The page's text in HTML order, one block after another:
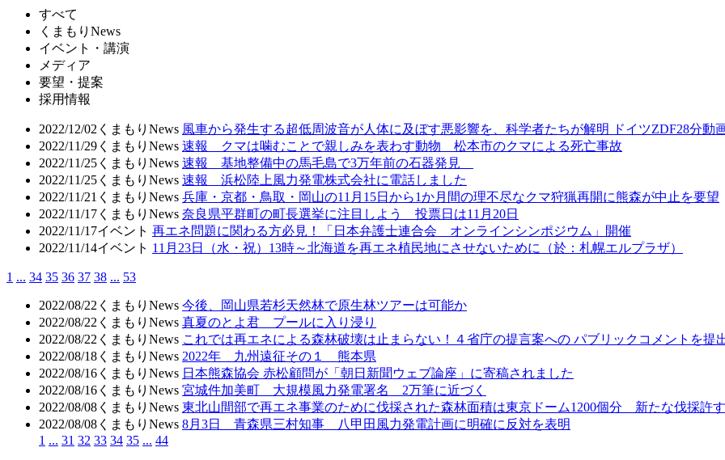
すべて
くまもりNews
イベント・講演
メディア
要望・提案
採用情報
2022/12/02 くまもりNews 風車から発生する超低周波音が人体に及ぼす悪影響を、科学者たちが解明 ドイツZDF28分動
2022/11/29 くまもりNews 速報 クマは噛むことで親しみを表わす動物 松本市のクマによる死亡事故
2022/11/25 くまもりNews 速報 基地整備中の馬毛島で3万年前の石器発見
2022/11/25 くまもりNews 速報 浜松陸上風力発電株式会社に電話しました
2022/11/21 くまもりNews 兵庫・京都・鳥取・岡山の11月15日から1か月間の理不尽なクマ狩猟再開に熊森が中止を要望
2022/11/17 くまもりNews 奈良県平群町の町長選挙に注目しよう 投票日は11月20日
2022/11/17イベント 再エネ問題に関わる方必見！「日本弁護士連合会 オンラインシンポジウム」開催
2022/11/14イベント 11月23日（水・祝）13時～北海道を再エネ植民地にさせないために（於：札幌エルプラザ）
1 ... 34 35 36 37 38 ... 53
2022/08/22 くまもりNews 今後、岡山県若杉天然林で原生林ツアーは可能か
2022/08/22 くまもりNews 真夏のとよ君 プールに入り浸り
2022/08/22 くまもりNews これでは再エネによる森林破壊は止まらない！４省庁の提言案への パブリックコメントを提
2022/08/18 くまもりNews 2022年 九州遠征その１ 熊本県
2022/08/16 くまもりNews 日本熊森協会 赤松顧問が「朝日新聞ウェブ論座」に寄稿されました
2022/08/16 くまもりNews 宮城件加美町 大規模風力発電署名 2万筆に近づく
2022/08/08 くまもりNews 東北山間部で再エネ事業のために伐採された森林面積は東京ドーム1200個分 新たな伐採許
2022/08/08 くまもりNews 8月3日 青森県三村知事 八甲田風力発電計画に明確に反対を表明
1 ... 31 32 33 34 35 ... 44